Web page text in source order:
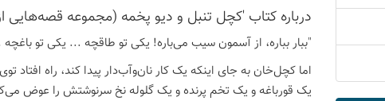
درباره كتاب 'کچل تنبل و دیو پخمه (مجموعه قصه‌هایی
"ببار بباره، از آسمون سیب می‌باره! یکی تو طاقچه ... یکی تو
اما کچل‌خان به جای اینکه یک کار نان‌و‌آب‌دار پیدا کند، راه
یک قورباغه و یک تخم پرنده و یک گلوله نخ سرنوشتش را عوض